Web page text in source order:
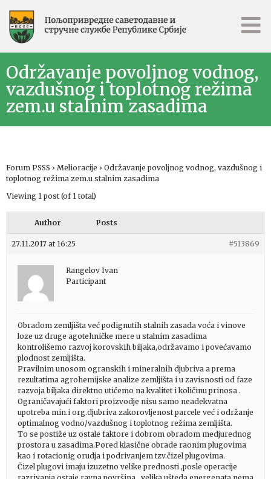
Održavanje povoljnog vodnog,
vazdušnog i toplotnog režima
zem.u stalnim zasadima
Forum PSSS › Melioracije › Održavanje povoljnog vodnog, vazdušnog i
toplotnog režima zem.u stalnim zasadima
Viewing 1 post (of 1 total)
Author Posts
27.11.2017 at 16:25 #513869
Rangelov Ivan
Participant
Obradom zemljišta već podignutih stalnih zasada voća i vinove
loze uz druge agotehničke mere u stalnim zasadima
kontrolišemo razvoj korovskih biljaka,održavamo i povećavamo
plodnost zemljišta.
Pravilnim unosom ogranskih i mineralnih djubriva a prema
rezultatima agrohemijske analize zemljišta i u zavisnosti od faze
razvoja biljaka direktno utičemo na kvalitet i količinu prinosa .
Ograničavajući faktori proizvodje nisu samo neadekvatna
upotreba min.i org.djubriva zakorovljenost parcele već i održanje
optimalnog vodno/vazdušnog i toplotnog režima zemljišta.
To se postiže uz ostale faktore i dobrom obradom medjurednog
prostora u zasadima.Pored klasične obrade raonim plugovima
kao i rotacionig orudja i podrivanjem tzv.čizel plugovima.
Čizel plugovi imaju izuzetno velike prednosti ,posle operacije